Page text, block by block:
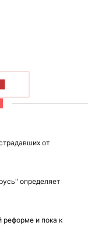
от
определяет
реформе и пока к